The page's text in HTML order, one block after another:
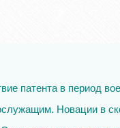
патента в период
Новации в